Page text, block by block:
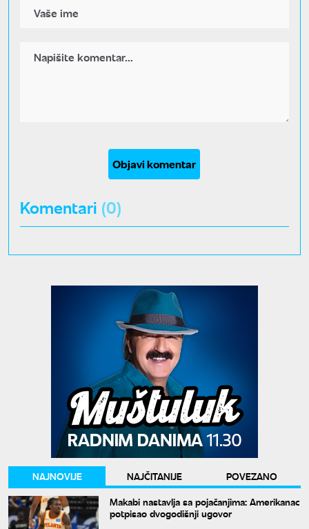
Objavi komentar
Komentari (0)
NAJNOVIJE NAJČITANIJE
POVEZANO
Makabi nastavlja sa pojačanjima: Amerikanac
potpisao dvogodišnji ugovor